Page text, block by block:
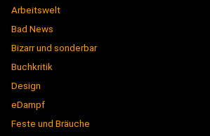
Arbeitswelt
Bad News
Bizarr und sonderbar
Buchkritik
Design
eDampf
Feste und Bräuche